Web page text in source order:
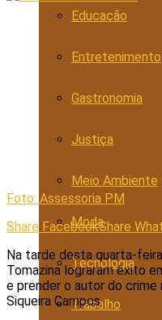
Educação
Entretenimento
Gastronomia
Justiça
Meio Ambiente
Moda
Tecnologia
Trabalho
Foto: Assessoria PM
Share FacebookShare
Na tarde desta quarta-
Tomazina lograram êxito
e prender o autor do crime
Siqueira Campos.